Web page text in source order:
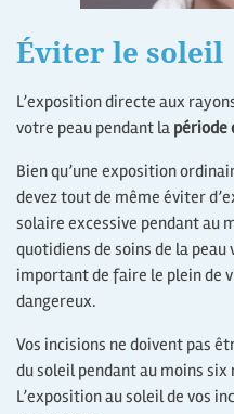
Éviter le soleil
L’exposition directe aux
votre peau pendant la période
Bien qu’une exposition
devez tout de même éviter
solaire excessive pendant au
quotidiens de soins de la
important de faire le plein de
dangereux.
Vos incisions ne doivent pas
du soleil pendant au moins
L’exposition au soleil de vos